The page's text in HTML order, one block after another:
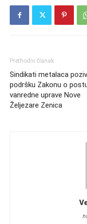
Prethodni članak
Sindikati metalaca
podršku Zakonu o
vanredne uprave Nove
Željezare Zenica